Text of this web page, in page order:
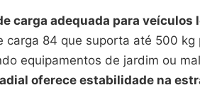
carga adequada para veículos
carga 84 que suporta até 500
equipamentos de jardim ou
oferece estabilidade na